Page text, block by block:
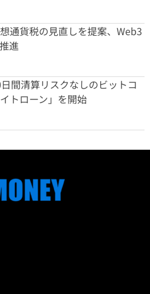
通貨税の見直しを提案、Web3
進
間清算リスクなしのビットコ
トローン」を開始